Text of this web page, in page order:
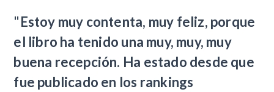
"Estoy muy contenta, muy feliz, porque
el libro ha tenido una muy, muy, muy
buena recepción. Ha estado desde que
fue publicado en los rankings